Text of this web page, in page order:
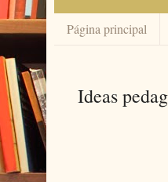
Página principal
Ideas